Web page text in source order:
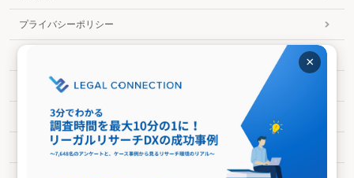
プライバシーポリシー
ソーシャルメディア利用規約
特定商取引法に基づく表示
カスタマーハラスメントに対する基本方針
×